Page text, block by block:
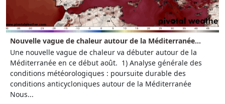
Nouvelle vague de chaleur autour de la Méditerranée...
Une nouvelle vague de chaleur va débuter autour de la
Méditerranée en ce début août. 1) Analyse générale des
conditions météorologiques : poursuite durable des
conditions anticycloniques autour de la Méditerranée
Nous...